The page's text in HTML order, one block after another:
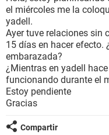
SEXUALIDAD
GLOSARIO
el miércoles me la
yadell.
Ayer tuve relaciones sin
15 días en hacer efecto.
embarazada?
¿Mientras en yadell
funcionando durante el
Estoy pendiente
Gracias
Compartir